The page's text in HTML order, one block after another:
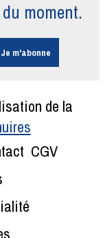
moment.
de la
CGV